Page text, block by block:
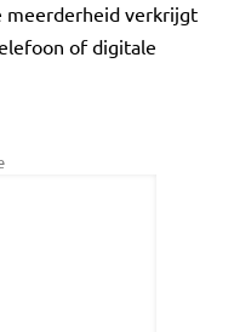
meerderheid verkrijgt
of digitale